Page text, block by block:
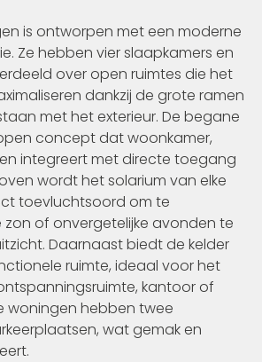
is ontworpen met een moderne
Ze hebben vier slaapkamers en
over open ruimtes die het
dankzij de grote ramen
met het exterieur. De begane
concept dat woonkamer,
integreert met directe toegang
wordt het solarium van elke
toevluchtsoord om te
of onvergetelijke avonden te
Daarnaast biedt de kelder
ruimte, ideaal voor het
kantoor of
woningen hebben twee
wat gemak en